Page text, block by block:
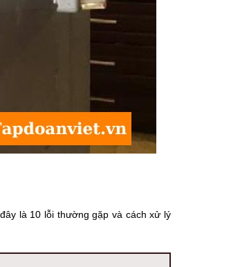
là 10 lỗi thường gặp và cách xử lý